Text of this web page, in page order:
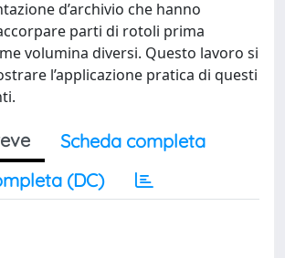
d’archivio che hanno
parti di rotoli prima
volumina diversi. Questo lavoro si
l’applicazione pratica di questi
Scheda completa
(DC)